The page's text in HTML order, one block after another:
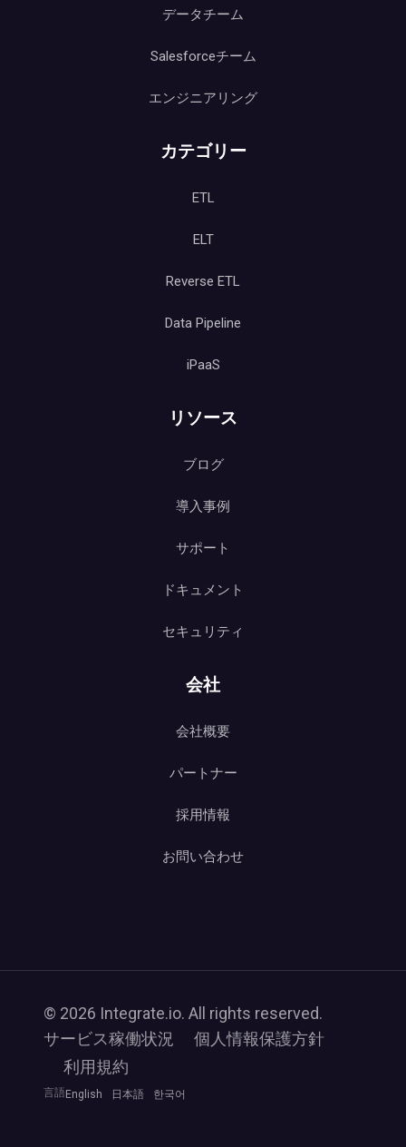
データチーム
Salesforceチーム
エンジニアリング
カテゴリー
ETL
ELT
Reverse ETL
Data Pipeline
iPaaS
リソース
ブログ
導入事例
サポート
ドキュメント
セキュリティ
会社
会社概要
パートナー
採用情報
お問い合わせ
© 2026 Integrate.io. All rights reserved.
サービス稼働状況
個人情報保護方針
利用規約
言語 English 日本語 한국어